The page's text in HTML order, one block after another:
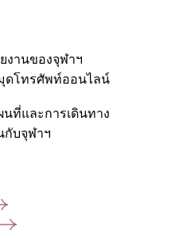
งานของจุฬาฯ
ดโทรศัพท์ออนไลน์
นที่และการเดินทาง
กับจุฬาฯ